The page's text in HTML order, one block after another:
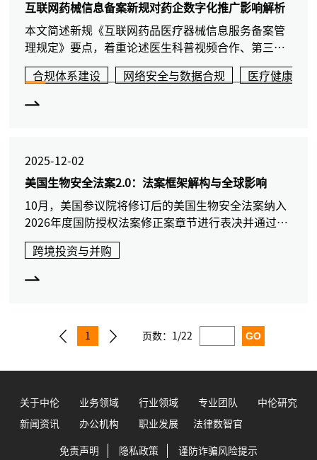
互联网药械信息备案新规对药企数字化推广影响解析
本文简述新规《互联网药品医疗器械信息服务备案管
理规定》要点，着重论述医生科普视频合作、第三方
平台推广、电商直播等场景中信息传播与广告发布边
界，为企业通过互联网为用户提供药品医疗器械信息
服务提供指引。
合规体系建设 网络安全与数据合规 医疗健康
2025-12-02
美国生物安全法案2.0：法案框架解构与全球影响
10月，美国参议院将修订后的美国生物安全法案纳入
2026年度国防授权法案修正案章节进行表决并通过。
本文将围绕美国生物安全法的核心框架与潜在影响展
开介绍。该法后续仍需经美国众议院立法流程通过，
并由总统签署后方可正式成为生效法律。
跨境投资与并购
1 页数： 1/22
关于中伦 业务领域 行业领域 专业团队 中伦研究
新闻资讯 办公机构 职业发展 法律数智官
免责声明 隐私政策 谨防诈骗风险提示